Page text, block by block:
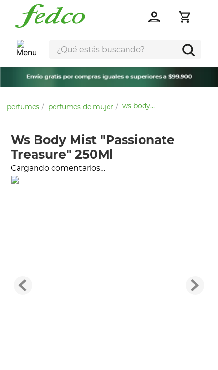
¿Qué estás buscando?
perfumes perfumes de mujer ws body mist "passionate treasure" 250ml
Ws Body Mist "Passionate
Treasure" 250Ml
Cargando comentarios…